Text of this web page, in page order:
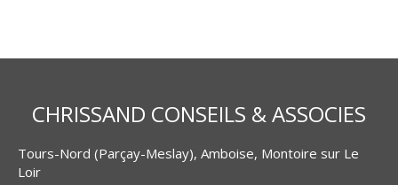
CHRISSAND CONSEILS & ASSOCIES
Tours-Nord (Parçay-Meslay), Amboise, Montoire sur Le
Loir